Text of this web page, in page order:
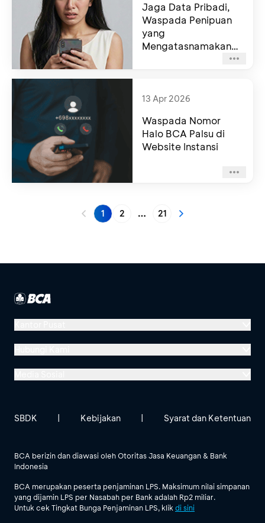
Jaga Data Pribadi,
Waspada Penipuan
yang
Mengatasnamakan
13 Apr 2026
Waspada Nomor
Halo BCA Palsu di
Website Instansi
1 2 More pages
21
Menara BCA, Grand Indonesia
Jl. MH Thamrin No. 1
Lihat Semua Media Sosial
BCA berizin dan diawasi oleh Otoritas Jasa Keuangan & Bank
Indonesia
BCA merupakan peserta penjaminan LPS. Maksimum nilai simpanan
yang dijamin LPS per Nasabah per Bank adalah Rp2 miliar.
Untuk cek Tingkat Bunga Penjaminan LPS, klik di sini
SBDK | Kebijakan | Syarat dan Ketentuan